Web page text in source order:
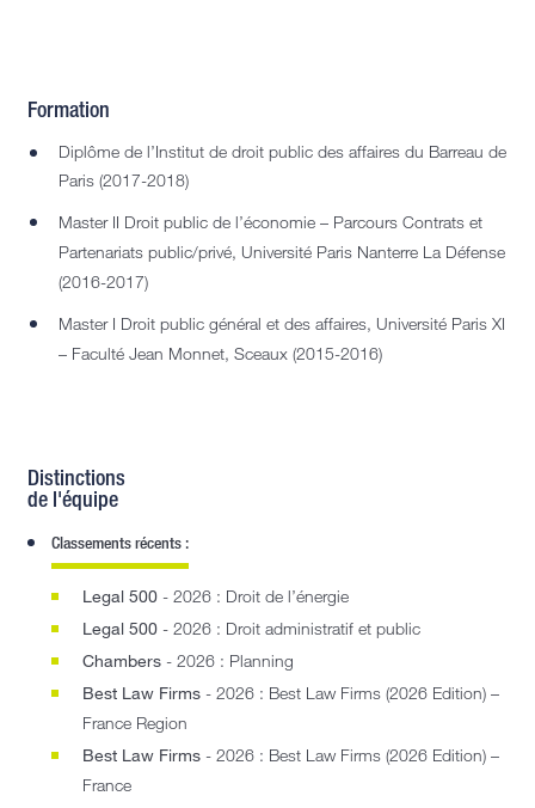
Formation
Diplôme de l’Institut de droit public des affaires du Barreau de
Paris (2017-2018)
Master II Droit public de l’économie – Parcours Contrats et
Partenariats public/privé, Université Paris Nanterre La Défense
(2016-2017)
Master I Droit public général et des affaires, Université Paris XI
– Faculté Jean Monnet, Sceaux (2015-2016)
Distinctions
de l'équipe
Classements récents :
Legal 500 - 2026 : Droit de l’énergie
Legal 500 - 2026 : Droit administratif et public
Chambers - 2026 : Planning
Best Law Firms - 2026 : Best Law Firms (2026 Edition) –
France Region
Best Law Firms - 2026 : Best Law Firms (2026 Edition) –
France